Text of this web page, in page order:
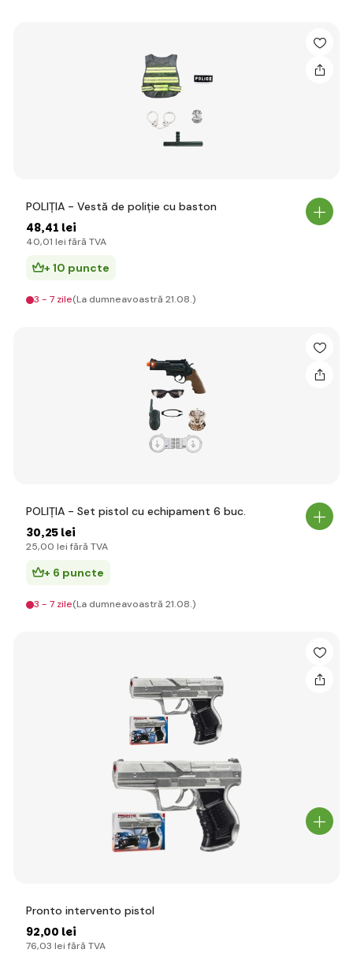
POLIȚIA - Vestă de poliție cu baston
48,41 lei
40,01 lei fără TVA
+ 10 puncte
3 - 7 zile(La dumneavoastră 21.08.)
POLIȚIA - Set pistol cu echipament 6 buc.
30,25 lei
25,00 lei fără TVA
+ 6 puncte
3 - 7 zile(La dumneavoastră 21.08.)
Pronto intervento pistol
92,00 lei
76,03 lei fără TVA